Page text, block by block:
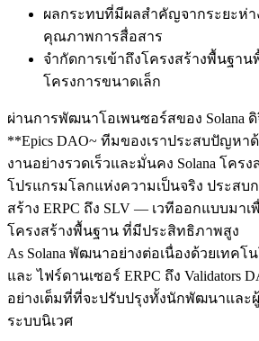
ผลกระทบที่มีผลสําคัญจากระยะห่า
คุณภาพการสื่อสาร
จํากัดการเข้าถึงโครงสร้างพื้นฐา
โครงการขนาดเล็ก
ผ่านการพัฒนาโอเพนซอร์สของ Solana
**Epics DAO~ ทีมของเราประสบปัญหา
งานอย่างรวดเร็วและมั่นคง Solana โคร
โปรแกรมโลกแห่งความเป็นจริง ประส
สร้าง ERPC ถึง SLV — เวทีออกแบบมา
โครงสร้างพื้นฐาน ที่มีประสิทธิภาพสูง
As Solana พัฒนาอย่างต่อเนื่องด้วยเทคโ
และ ไฟร์ดานเซอร์ ERPC ถึง Validators
อย่างเต็มที่ที่จะปรับปรุงทั้งนักพัฒนาและ
ระบบนิเวศ